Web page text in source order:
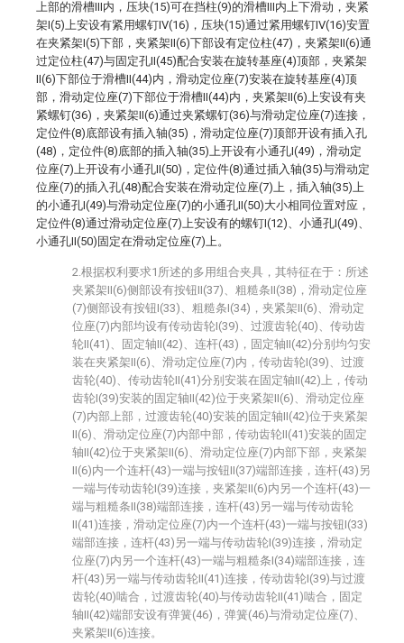
上部的滑槽III内，压块(15)可在挡柱(9)的滑槽III内上下滑动，夹紧
架I(5)上安设有紧用螺钉IV(16)，压块(15)通过紧用螺钉IV(16)安置
在夹紧架I(5)下部，夹紧架II(6)下部设有定位柱(47)，夹紧架II(6)通
过定位柱(47)与固定孔II(45)配合安装在旋转基座(4)顶部，夹紧架
II(6)下部位于滑槽II(44)内，滑动定位座(7)安装在旋转基座(4)顶
部，滑动定位座(7)下部位于滑槽II(44)内，夹紧架II(6)上安设有夹
紧螺钉(36)，夹紧架II(6)通过夹紧螺钉(36)与滑动定位座(7)连接，
定位件(8)底部设有插入轴(35)，滑动定位座(7)顶部开设有插入孔
(48)，定位件(8)底部的插入轴(35)上开设有小通孔I(49)，滑动定
位座(7)上开设有小通孔II(50)，定位件(8)通过插入轴(35)与滑动定
位座(7)的插入孔(48)配合安装在滑动定位座(7)上，插入轴(35)上
的小通孔I(49)与滑动定位座(7)的小通孔II(50)大小相同位置对应，
定位件(8)通过滑动定位座(7)上安设有的螺钉I(12)、小通孔I(49)、
小通孔II(50)固定在滑动定位座(7)上。
2.根据权利要求1所述的多用组合夹具，其特征在于：所述
夹紧架II(6)侧部设有按钮II(37)、粗糙条II(38)，滑动定位座
(7)侧部设有按钮I(33)、粗糙条I(34)，夹紧架II(6)、滑动定
位座(7)内部均设有传动齿轮I(39)、过渡齿轮(40)、传动齿
轮II(41)、固定轴II(42)、连杆(43)，固定轴II(42)分别均匀安
装在夹紧架II(6)、滑动定位座(7)内，传动齿轮I(39)、过渡
齿轮(40)、传动齿轮II(41)分别安装在固定轴II(42)上，传动
齿轮I(39)安装的固定轴II(42)位于夹紧架II(6)、滑动定位座
(7)内部上部，过渡齿轮(40)安装的固定轴II(42)位于夹紧架
II(6)、滑动定位座(7)内部中部，传动齿轮II(41)安装的固定
轴II(42)位于夹紧架II(6)、滑动定位座(7)内部下部，夹紧架
II(6)内一个连杆(43)一端与按钮II(37)端部连接，连杆(43)另
一端与传动齿轮I(39)连接，夹紧架II(6)内另一个连杆(43)一
端与粗糙条II(38)端部连接，连杆(43)另一端与传动齿轮
II(41)连接，滑动定位座(7)内一个连杆(43)一端与按钮I(33)
端部连接，连杆(43)另一端与传动齿轮I(39)连接，滑动定
位座(7)内另一个连杆(43)一端与粗糙条I(34)端部连接，连
杆(43)另一端与传动齿轮II(41)连接，传动齿轮I(39)与过渡
齿轮(40)啮合，过渡齿轮(40)与传动齿轮II(41)啮合，固定
轴II(42)端部安设有弹簧(46)，弹簧(46)与滑动定位座(7)、
夹紧架II(6)连接。